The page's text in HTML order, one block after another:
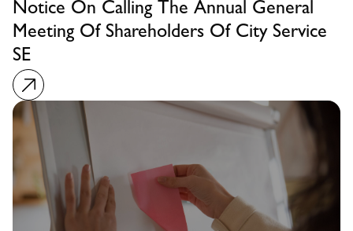
Notice On Calling The Annual General
Meeting Of Shareholders Of City Service
SE